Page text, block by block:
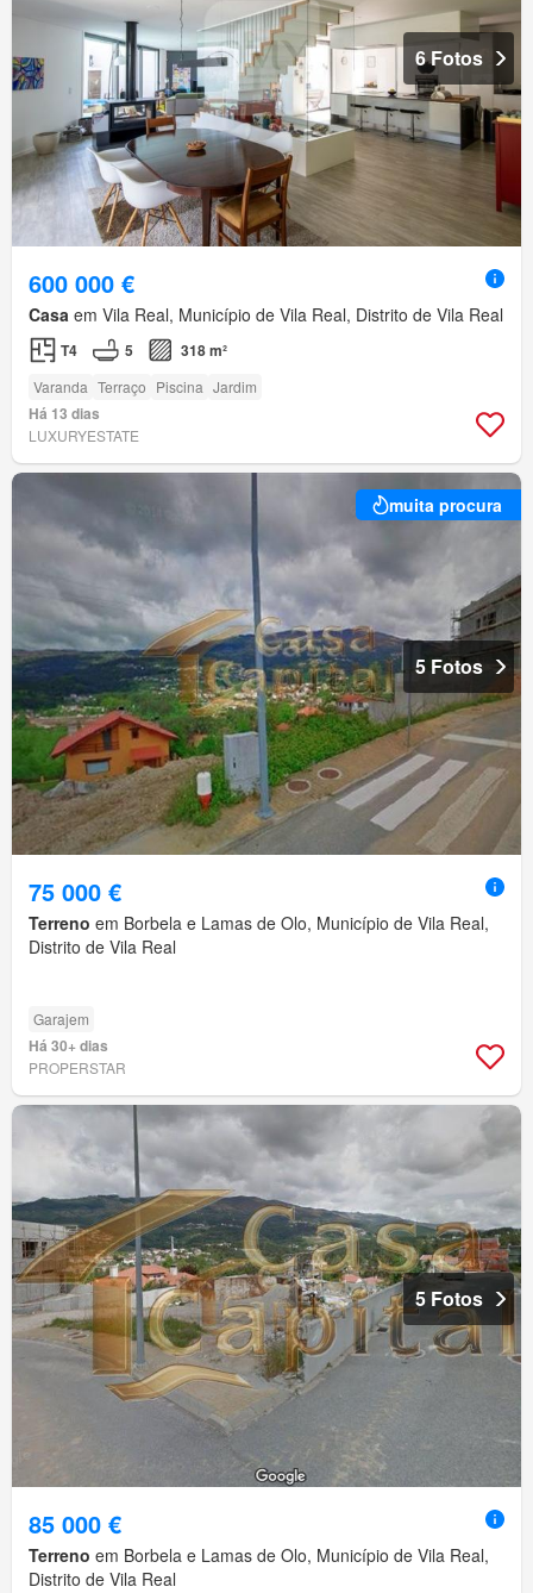
6 Fotos
600 000 €
Casa em Vila Real, Município de Vila Real, Distrito de Vila Real
T4 5 318 m²
Varanda Terraço Piscina Jardim
Há 13 dias
LUXURYESTATE
muita procura
5 Fotos
75 000 €
Terreno em Borbela e Lamas de Olo, Município de Vila Real,
Distrito de Vila Real
Garajem
Há 30+ dias
PROPERSTAR
5 Fotos
85 000 €
Terreno em Borbela e Lamas de Olo, Município de Vila Real,
Distrito de Vila Real